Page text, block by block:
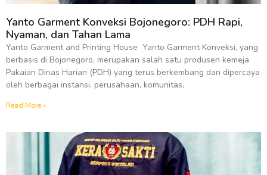
Yanto Garment Konveksi Bojonegoro: PDH Rapi,
Nyaman, dan Tahan Lama
Yanto Garment and Printing House Yanto Garment Konveksi, yang
berbasis di Bojonegoro, merupakan salah satu produsen kemeja
Pakaian Dinas Harian (PDH) yang terus berkembang dan dipercaya
oleh berbagai instansi, perusahaan, komunitas,
Read More »